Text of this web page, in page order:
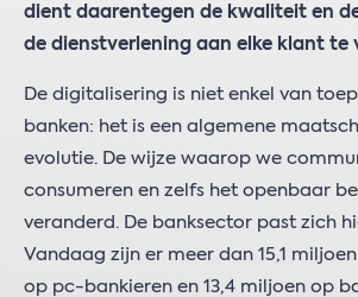
dient daarentegen de kwaliteit en
de dienstverlening aan elke klant te
De digitalisering is niet enkel van
banken: het is een algemene
evolutie. De wijze waarop we
consumeren en zelfs het openbaar
veranderd. De banksector past zich
Vandaag zijn er meer dan 15,1
op pc-bankieren en 13,4 miljoen op